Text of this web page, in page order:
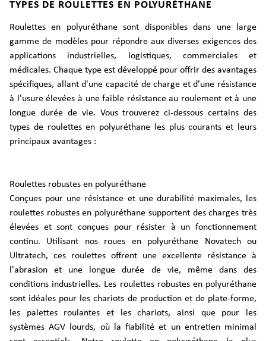
TYPES DE ROULETTES EN POLYURÉTHANE
Roulettes en polyuréthane sont disponibles dans une large
gamme de modèles pour répondre aux diverses exigences des
applications industrielles, logistiques, commerciales et
médicales. Chaque type est développé pour offrir des avantages
spécifiques, allant d'une capacité de charge et d'une résistance
à l'usure élevées à une faible résistance au roulement et à une
longue durée de vie. Vous trouverez ci-dessous certains des
types de roulettes en polyuréthane les plus courants et leurs
principaux avantages :
Roulettes robustes en polyuréthane
Conçues pour une résistance et une durabilité maximales, les
roulettes robustes en polyuréthane supportent des charges très
élevées et sont conçues pour résister à un fonctionnement
continu. Utilisant nos roues en polyuréthane Novatech ou
Ultratech, ces roulettes offrent une excellente résistance à
l'abrasion et une longue durée de vie, même dans des
conditions industrielles. Les roulettes robustes en polyuréthane
sont idéales pour les chariots de production et de plate-forme,
les palettes roulantes et les chariots, ainsi que pour les
systèmes AGV lourds, où la fiabilité et un entretien minimal